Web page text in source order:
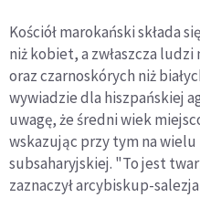
Kościół marokański składa
niż kobiet, a zwłaszcza ludzi
oraz czarnoskórych niż
wywiadzie dla hiszpańskiej
uwagę, że średni wiek
wskazując przy tym na
subsaharyjskiej. "To jest
zaznaczył arcybiskup-